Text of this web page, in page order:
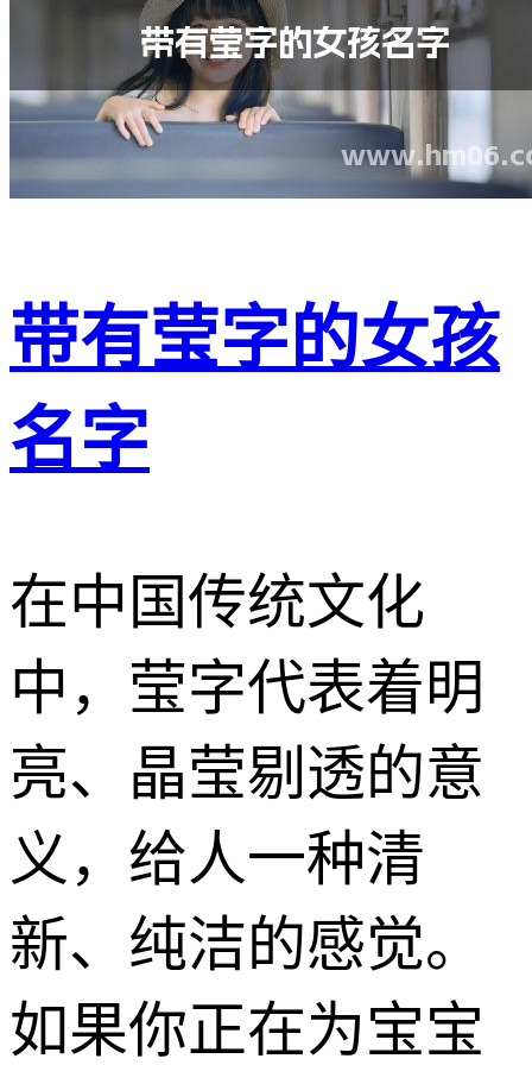
带有莹字的女孩
名字
在中国传统文化
中，莹字代表着明
亮、晶莹剔透的意
义，给人一种清
新、纯洁的感觉。
如果你正在为宝宝